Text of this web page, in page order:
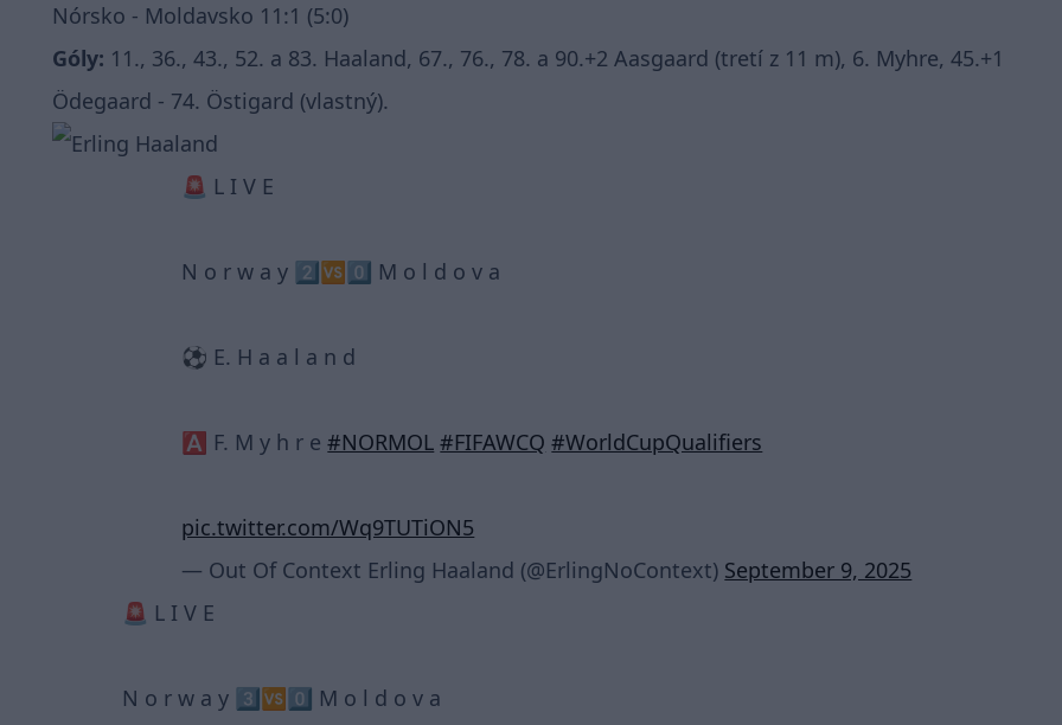
Nórsko - Moldavsko 11:1 (5:0)
Góly: 11., 36., 43., 52. a 83. Haaland, 67., 76., 78. a 90.+2 Aasgaard (tretí z 11 m), 6. Myhre, 45.+1
Ödegaard - 74. Östigard (vlastný).
🚨 L I V E
N o r w a y 2️⃣🆚0️⃣ M o l d o v a
⚽️ E. H a a l a n d
🅰️ F. M y h r e#NORMOL #FIFAWCQ #WorldCupQualifiers
pic.twitter.com/Wq9TUTiON5
— Out Of Context Erling Haaland (@ErlingNoContext) September 9, 2025
🚨 L I V E
N o r w a y 3️⃣🆚0️⃣ M o l d o v a